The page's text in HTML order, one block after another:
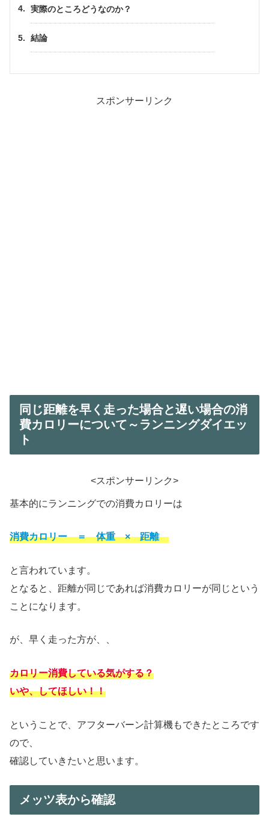
実際のところどうなのか？
結論
スポンサーリンク
同じ距離を早く走った場合と遅い場合の消
費カロリーについて～ランニングダイエッ
ト
<スポンサーリンク>
基本的にランニングでの消費カロリーは
消費カロリー ＝ 体重 × 距離
と言われています。
となると、距離が同じであれば消費カロリーが同じという
ことになります。
が、早く走った方が、、
カロリー消費している気がする？
いや、してほしい！！
ということで、アフターバーン計算機もできたところです
ので、
確認していきたいと思います。
メッツ表から確認